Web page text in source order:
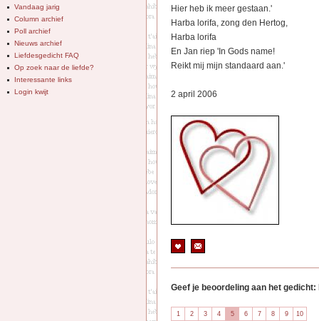
Hier heb ik meer gestaan.'
Harba lorifa, zong den Hertog,
Harba lorifa
En Jan riep 'In Gods name!
Reikt mij mijn standaard aan.'
2 april 2006
Geef je beoordeling aan het
Vandaag jarig
Column archief
Poll archief
Nieuws archief
Liefdesgedicht FAQ
Op zoek naar de liefde?
Interessante links
Login kwijt